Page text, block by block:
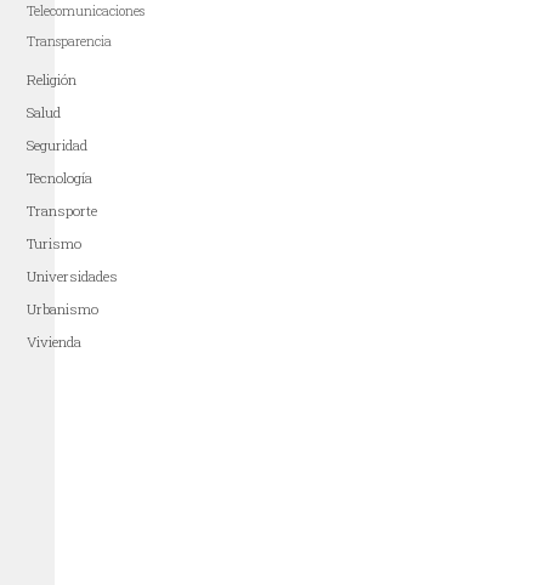
Telecomunicaciones
Transparencia
Religión
Salud
Seguridad
Tecnología
Transporte
Turismo
Universidades
Urbanismo
Vivienda